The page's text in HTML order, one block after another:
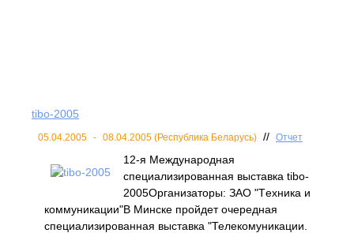
tibo-2005
05.04.2005 - 08.04.2005 (Республика Беларусь) // Отчет
12-я Международная
специализированная выставка tibo-
2005Организаторы: ЗАО "Tехника и
коммуникации"В Минске пройдет очередная
специализированная выставка "Телекомуникации.